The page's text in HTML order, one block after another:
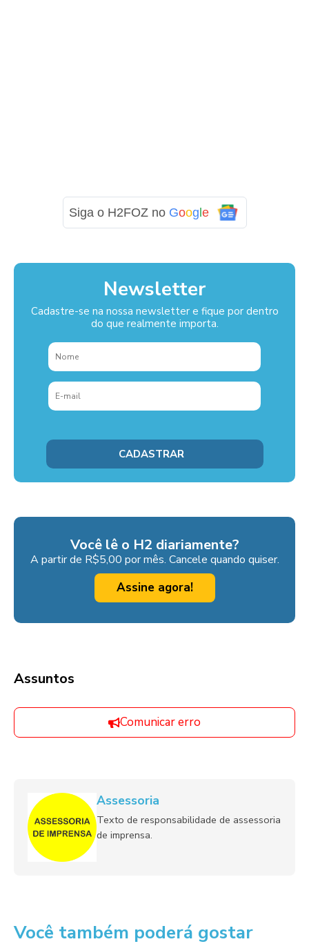
Siga o H2FOZ no Google
Newsletter
Cadastre-se na nossa newsletter e fique por dentro
do que realmente importa.
Você lê o H2 diariamente?
A partir de R$5,00 por mês. Cancele quando quiser.
Assine agora!
Assuntos
Comunicar erro
Assessoria
Texto de responsabilidade de assessoria
de imprensa.
Você também poderá gostar